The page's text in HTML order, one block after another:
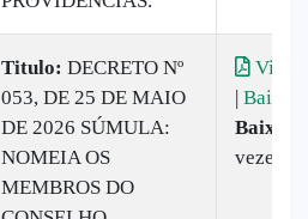
Titulo: DECRETO Nº
053, DE 25 DE MAIO
DE 2026 SÚMULA:
NOMEIA OS
MEMBROS DO
| Baixar
vezes